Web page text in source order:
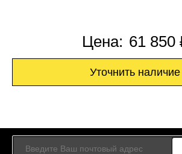
Цена: 61 850
Уточнить наличие